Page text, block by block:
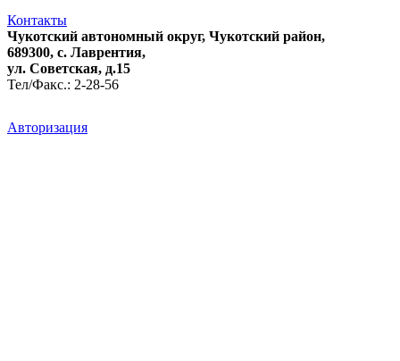
Контакты
Чукотский автономный округ, Чукотский район,
689300, с. Лаврентия,
ул. Советская, д.15
Тел/Факс.: 2-28-56
Авторизация